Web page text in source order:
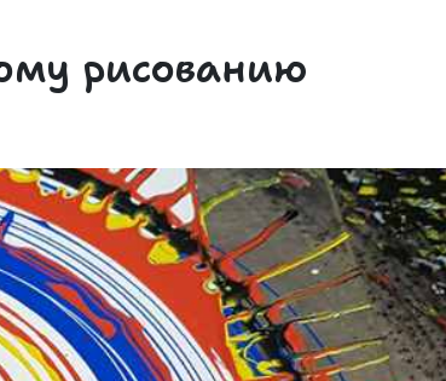
рисованию